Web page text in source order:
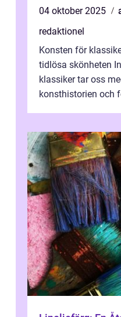
04 oktober 2025
redaktionel
Konsten för
tidlösa skönheten
klassiker tar oss
konsthistorien och